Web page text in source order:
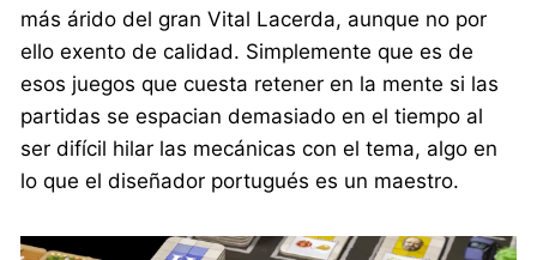
más árido del gran Vital Lacerda, aunque no por
ello exento de calidad. Simplemente que es de
esos juegos que cuesta retener en la mente si las
partidas se espacian demasiado en el tiempo al
ser difícil hilar las mecánicas con el tema, algo en
lo que el diseñador portugués es un maestro.